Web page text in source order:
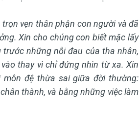
vẹn thân phận con người và đã
Xin cho chúng con biết mặc lấy
những nỗi đau của tha nhân,
thay vì chỉ đứng nhìn từ xa. Xin
đệ thừa sai giữa đời thường:
thành, và bằng những việc làm